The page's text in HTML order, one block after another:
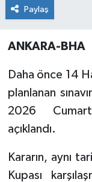
Paylaş
ANKARA-BHA
Daha önce 14
planlanan
2026
açıklandı.
Kararın, aynı
Kupası